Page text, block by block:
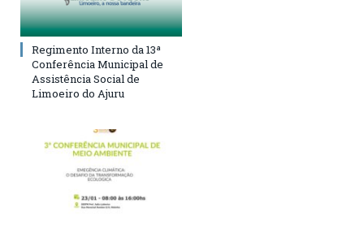
Regimento Interno da 13ª
Conferência Municipal de
Assistência Social de
Limoeiro do Ajuru